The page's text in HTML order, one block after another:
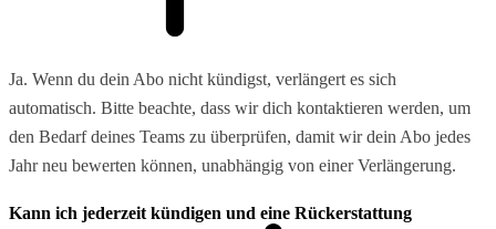
Ja. Wenn du dein Abo nicht kündigst, verlängert es sich
automatisch. Bitte beachte, dass wir dich kontaktieren werden, um
den Bedarf deines Teams zu überprüfen, damit wir dein Abo jedes
Jahr neu bewerten können, unabhängig von einer Verlängerung.
Kann ich jederzeit kündigen und eine Rückerstattung